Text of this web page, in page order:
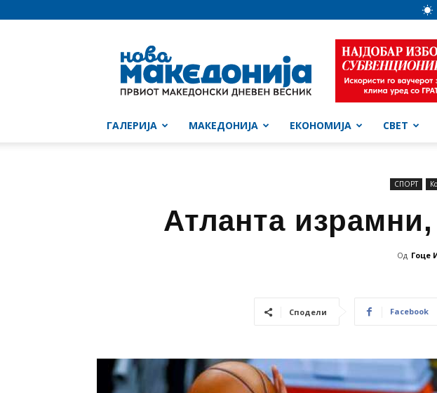
Македонија
ГАЛЕРИЈА МАКЕДОНИЈА ЕКОНОМИЈА СВЕТ
СПОРТ
Атланта
Од Гоце
Сподели Facebook